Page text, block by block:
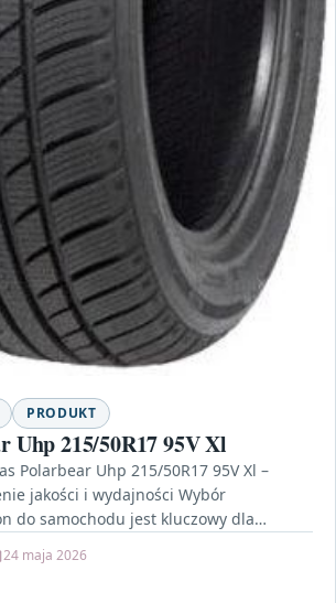
PRODUKT
Uhp 215/50R17 95V Xl
Polarbear Uhp 215/50R17 95V Xl –
jakości i wydajności Wybór
do samochodu jest kluczowy dla
24 maja 2026